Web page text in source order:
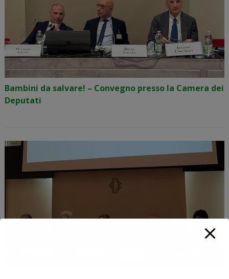
Bambini da salvare! – Convegno presso la Camera dei
Deputati